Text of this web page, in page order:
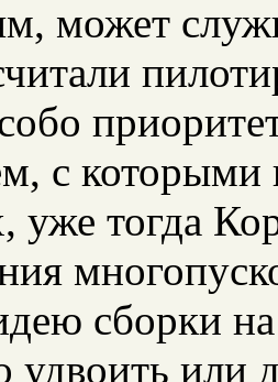
может
с которыми
уже тогда
сборки
или